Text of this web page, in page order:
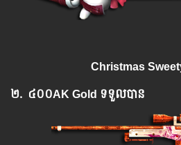
Christmas
២. ៤០០AK Gold ទទួលបាន​